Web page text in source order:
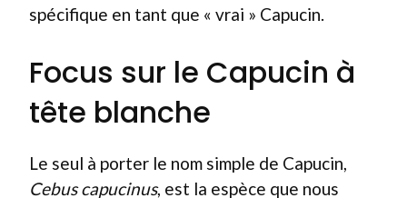
spécifique en tant que « vrai » Capucin.
Focus sur le Capucin à
tête blanche
Le seul à porter le nom simple de Capucin,
Cebus capucinus, est la espèce que nous